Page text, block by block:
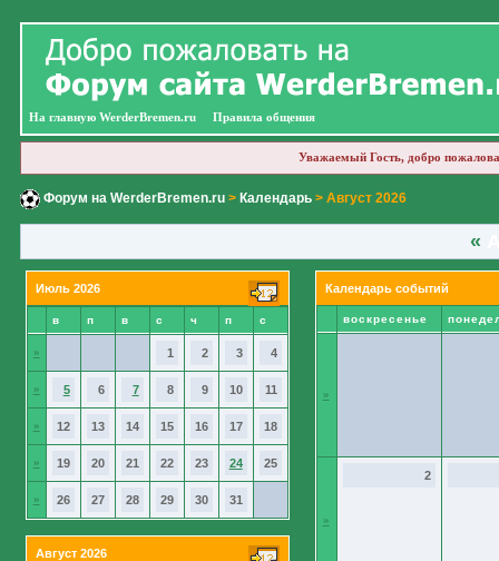
На главную WerderBremen.ru Правила общения
Уважаемый Гость, добро
Форум на WerderBremen.ru> Календарь> Август 2026
«
Июль 2026
в п в с ч п с
» 1 2 3 4
» 5 6 7 8 9 10 11
» 12 13 14 15 16 17 18
» 19 20 21 22 23 24 25
» 26 27 28 29 30 31
Август 2026
Календарь событий
воскресенье
»
»
2